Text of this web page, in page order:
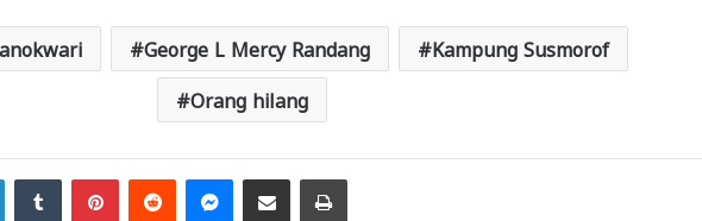
George L Mercy Randang Kampung Susmorof
Orang hilang
LinkedInTumblr PinterestReddit Messenger
Share via Email Print